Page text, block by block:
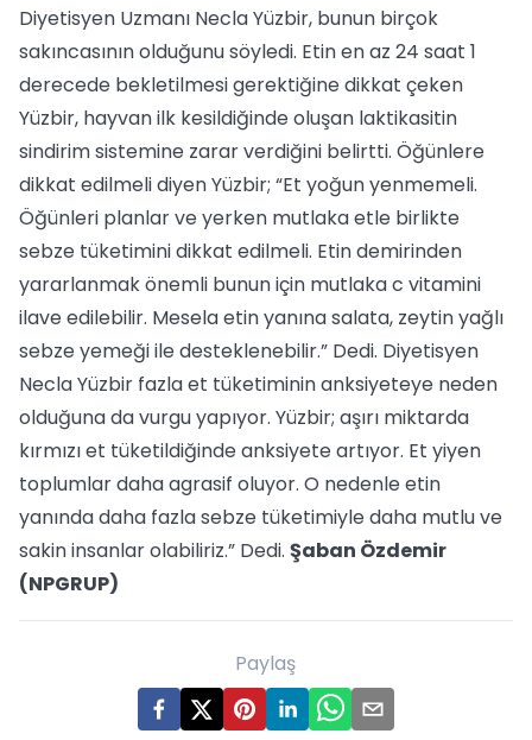
Diyetisyen Uzmanı Necla Yüzbir, bunun birçok
sakıncasının olduğunu söyledi. Etin en az 24 saat 1
derecede bekletilmesi gerektiğine dikkat çeken
Yüzbir, hayvan ilk kesildiğinde oluşan laktikasitin
sindirim sistemine zarar verdiğini belirtti. Öğünlere
dikkat edilmeli diyen Yüzbir; “Et yoğun yenmemeli.
Öğünleri planlar ve yerken mutlaka etle birlikte
sebze tüketimini dikkat edilmeli. Etin demirinden
yararlanmak önemli bunun için mutlaka c vitamini
ilave edilebilir. Mesela etin yanına salata, zeytin yağlı
sebze yemeği ile desteklenebilir.” Dedi. Diyetisyen
Necla Yüzbir fazla et tüketiminin anksiyeteye neden
olduğuna da vurgu yapıyor. Yüzbir; aşırı miktarda
kırmızı et tüketildiğinde anksiyete artıyor. Et yiyen
toplumlar daha agrasif oluyor. O nedenle etin
yanında daha fazla sebze tüketimiyle daha mutlu ve
sakin insanlar olabiliriz.” Dedi. Şaban Özdemir
(NPGRUP)
Paylaş